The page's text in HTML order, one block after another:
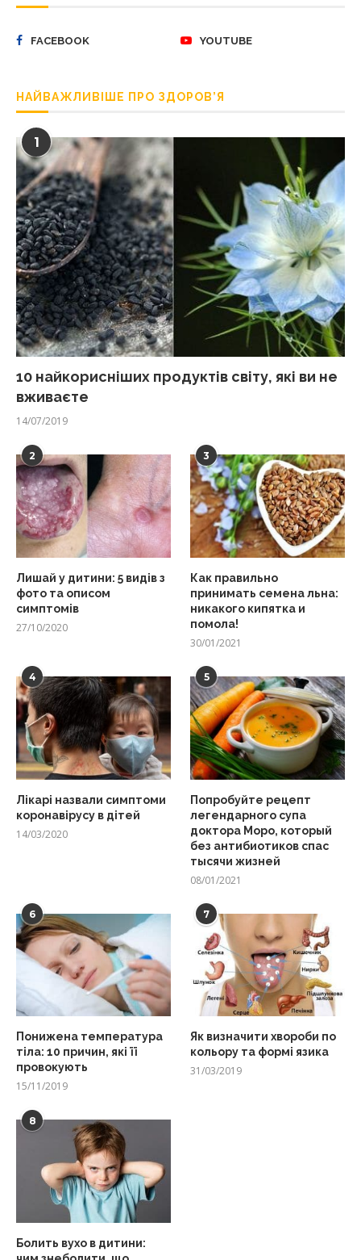
FACEBOOK YOUTUBE
НАЙВАЖЛИВІШЕ ПРО ЗДОРОВ’Я
1
10 найкорисніших продуктів світу, які ви не
вживаєте
14/07/2019
2
Лишай у дитини: 5 видів з
фото та описом
симптомів
27/10/2020
3
Как правильно
принимать семена льна:
никакого кипятка и
помола!
30/01/2021
4
Лікарі назвали симптоми
коронавірусу в дітей
14/03/2020
5
Попробуйте рецепт
легендарного супа
доктора Моро, который
без антибиотиков спас
тысячи жизней
08/01/2021
6
Понижена температура
тіла: 10 причин, які її
провокують
15/11/2019
7
Як визначити хвороби по
кольору та формі язика
31/03/2019
8
Болить вухо в дитини: